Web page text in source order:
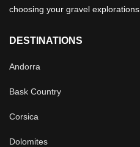
choosing your gravel explorations.
DESTINATIONS
Andorra
Bask Country
Corsica
Dolomites